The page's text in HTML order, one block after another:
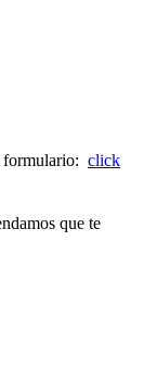
formulario: click
que te